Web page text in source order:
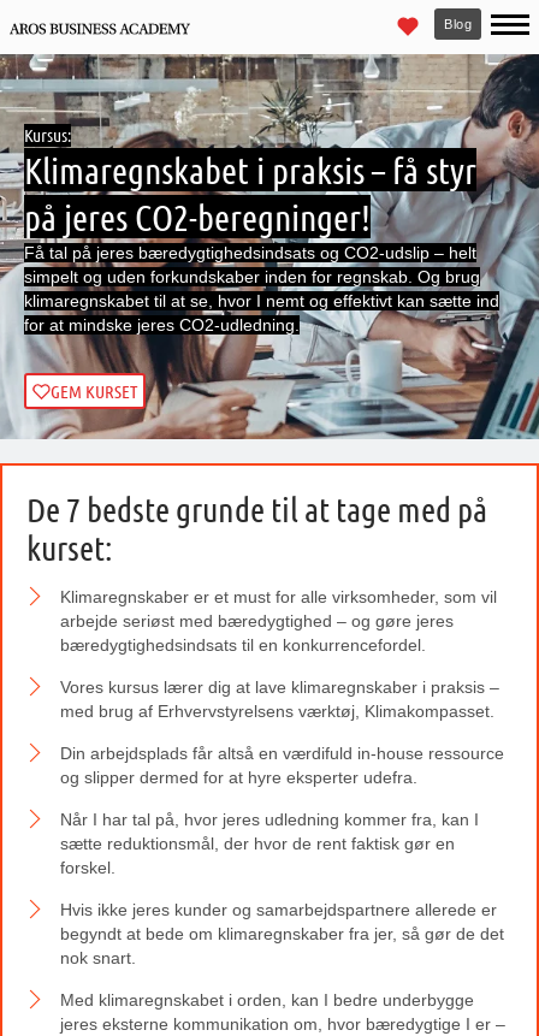
Blog
Kursus:
Klimaregnskabet i praksis – få styr
på jeres CO2-beregninger!
Få tal på jeres bæredygtighedsindsats og CO2-udslip – helt
simpelt og uden forkundskaber inden for regnskab. Og brug
klimaregnskabet til at se, hvor I nemt og effektivt kan sætte ind
for at mindske jeres CO2-udledning.
GEM KURSET
De 7 bedste grunde til at tage med på
kurset:
Klimaregnskaber er et must for alle virksomheder, som vil
arbejde seriøst med bæredygtighed – og gøre jeres
bæredygtighedsindsats til en konkurrencefordel.
Vores kursus lærer dig at lave klimaregnskaber i praksis –
med brug af Erhvervstyrelsens værktøj, Klimakompasset.
Din arbejdsplads får altså en værdifuld in-house ressource
og slipper dermed for at hyre eksperter udefra.
Når I har tal på, hvor jeres udledning kommer fra, kan I
sætte reduktionsmål, der hvor de rent faktisk gør en
forskel.
Hvis ikke jeres kunder og samarbejdspartnere allerede er
begyndt at bede om klimaregnskaber fra jer, så gør de det
nok snart.
Med klimaregnskabet i orden, kan I bedre underbygge
jeres eksterne kommunikation om, hvor bæredygtige I er –